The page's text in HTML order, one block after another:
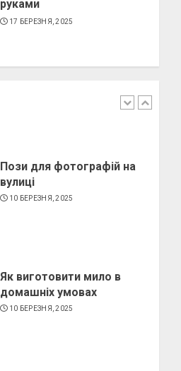
руками
17 БЕРЕЗНЯ, 2025
Пози для фотографій на
вулиці
10 БЕРЕЗНЯ, 2025
Як виготовити мило в
домашніх умовах
10 БЕРЕЗНЯ, 2025